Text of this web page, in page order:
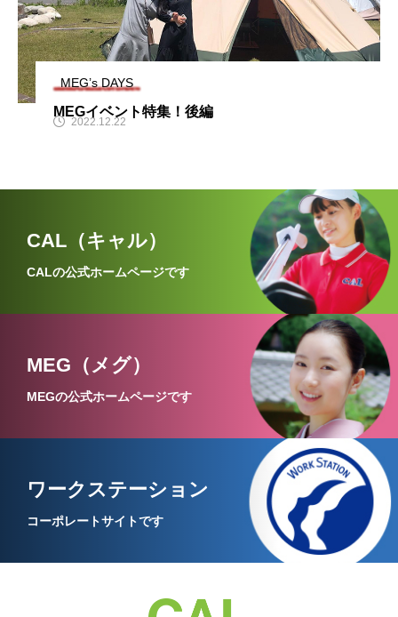
MEG’s DAYS
MEGイベント特集！後編
2022.12.22
CAL（キャル）
CALの公式ホームページです
MEG（メグ）
MEGの公式ホームページです
ワークステーション
コーポレートサイトです